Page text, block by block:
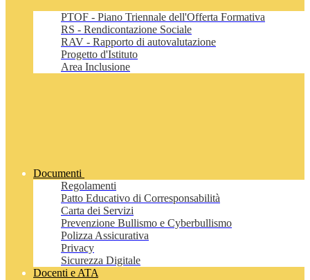
PTOF - Piano Triennale dell'Offerta Formativa
RS - Rendicontazione Sociale
RAV - Rapporto di autovalutazione
Progetto d'Istituto
Area Inclusione
Documenti
Regolamenti
Patto Educativo di Corresponsabilità
Carta dei Servizi
Prevenzione Bullismo e Cyberbullismo
Polizza Assicurativa
Privacy
Sicurezza Digitale
Docenti e ATA